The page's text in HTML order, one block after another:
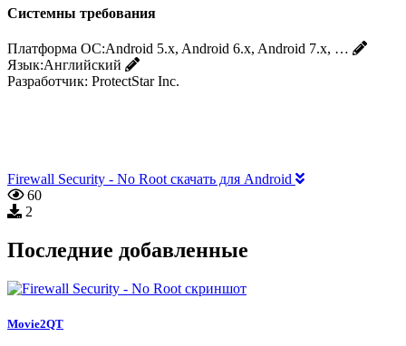
Системны требования
Платформа ОС:Android 5.x, Android 6.x, Android 7.x, …
Язык:Английский
Разработчик: ProtectStar Inc.
Firewall Security - No Root скачать для Android
60
2
Последние добавленные
Movie2QT